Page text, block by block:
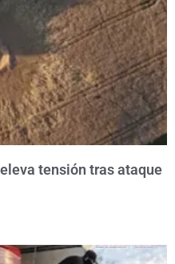
tensión tras ataque